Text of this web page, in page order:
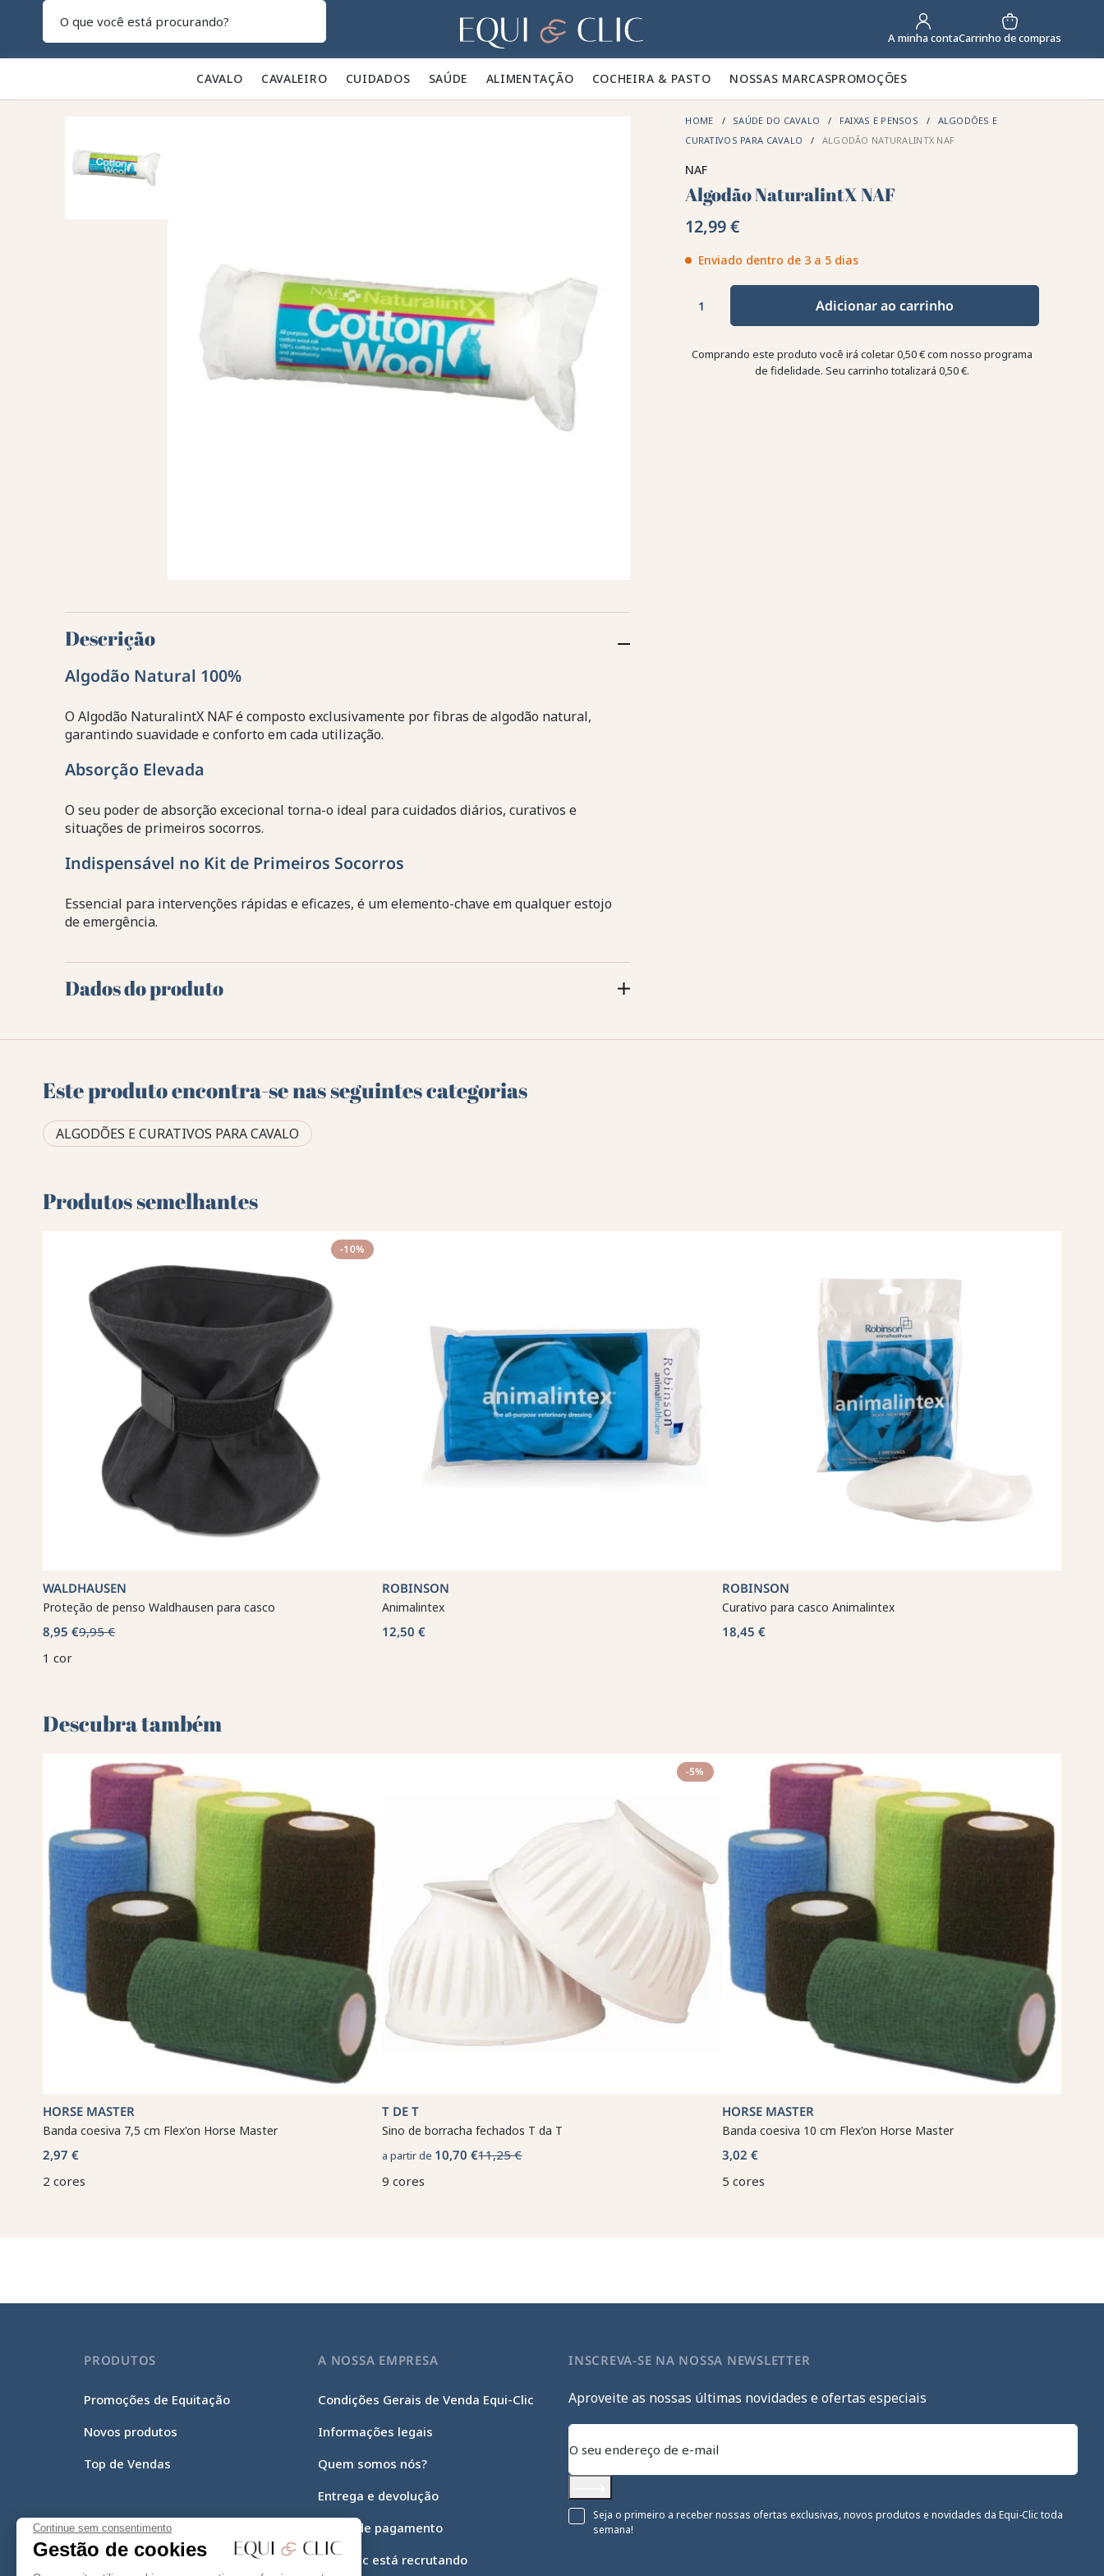
Continue sem consentimento
Gestão de cookies
Lar A minha contaCarrinho de compras
CAVALO 🐎 CAVALEIRO 👕 CUIDADOS 🪮 SAÚDE ✨ ALIMENTAÇÃO 🥕 COCHEIRA & PASTO 🍃 NOSSAS MARCASPROMOÇÕES
HOME SAÚDE DO CAVALO FAIXAS E PENSOS
ALGODÕES E
CURATIVOS PARA CAVALO
ALGODÃO NATURALINTX NAF
NAF
Algodão NaturalintX NAF
12,99 €
Enviado dentro de 3 a 5 dias
Adicionar ao carrinho
Comprando este produto você irá coletar0,50 €com nosso programa
de fidelidade. Seu carrinho totalizará0,50 €.
Descrição
Algodão Natural 100%
O Algodão NaturalintX NAF é composto exclusivamente por fibras de algodão natural,
garantindo suavidade e conforto em cada utilização.
Absorção Elevada
O seu poder de absorção excecional torna-o ideal para cuidados diários, curativos e
situações de primeiros socorros.
Indispensável no Kit de Primeiros Socorros
Essencial para intervenções rápidas e eficazes, é um elemento-chave em qualquer estojo
de emergência.
Dados do produto
Este produto encontra-se nas seguintes categorias
ALGODÕES E CURATIVOS PARA CAVALO
Produtos semelhantes
-10%
WALDHAUSEN
Proteção de penso Waldhausen para casco
8,95 €9,95 €
1 cor
ROBINSON
Animalintex
12,50 €
ROBINSON
Curativo para casco Animalintex
18,45 €
Descubra também 🌻
HORSE MASTER
Banda coesiva 7,5 cm Flex'on Horse Master
2,97 €
2 cores
-5%
T DE T
Sino de borracha fechados T da T
a partir de 10,70 €11,25 €
9 cores
HORSE MASTER
Banda coesiva 10 cm Flex'on Horse Master
3,02 €
5 cores
PRODUTOS
Promoções de Equitação
Novos produtos
Top de Vendas
A NOSSA EMPRESA
Condições Gerais de Venda Equi-Clic
Informações legais
Quem somos nós?
Entrega e devolução
Meios de pagamento
Equi-Clic está recrutando
INSCREVA-SE NA NOSSA NEWSLETTER
Aproveite as nossas últimas novidades e ofertas especiais
Subscrever
Seja o primeiro a receber nossas ofertas exclusivas, novos produtos e novidades da Equi-Clic toda
semana!